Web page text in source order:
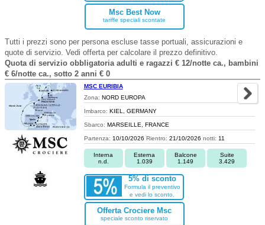
Msc Best Now
tariffe speciali scontate
Tutti i prezzi sono per persona escluse tasse portuali, assicurazioni e
quote di servizio. Vedi offerta per calcolare il prezzo definitivo.
Quota di servizio obbligatoria adulti e ragazzi € 12/notte ca., bambini
€ 6/notte ca., sotto 2 anni € 0
MSC EURIBIA
Zona: NORD EUROPA
Imbarco: KIEL, GERMANY
Sbarco: MARSEILLE, FRANCE
Partenza: 10/10/2026 Rientro: 21/10/2026 notti: 11
Interna
n.d.
Esterna
1.039
Balcone
1.149
Suite
3.429
5% di sconto
Formula il preventivo
e vedi lo sconto.
Offerta Crociere Msc
speciale sconto riservato